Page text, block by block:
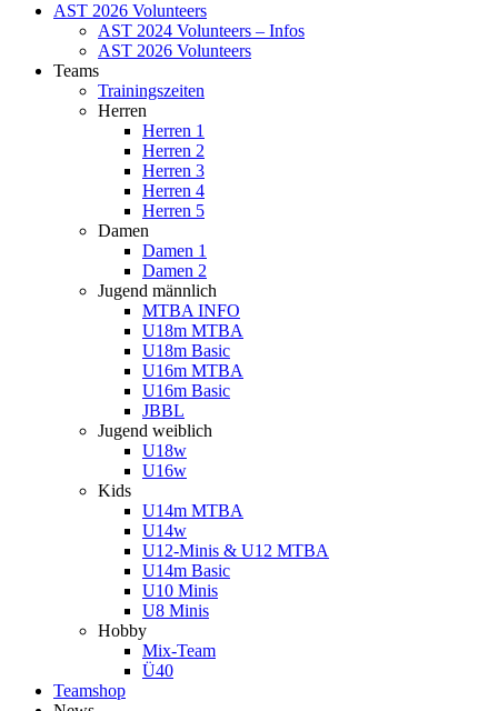
AST 2026 Volunteers
AST 2024 Volunteers – Infos
AST 2026 Volunteers
Teams
Trainingszeiten
Herren
Herren 1
Herren 2
Herren 3
Herren 4
Herren 5
Damen
Damen 1
Damen 2
Jugend männlich
MTBA INFO
U18m MTBA
U18m Basic
U16m MTBA
U16m Basic
JBBL
Jugend weiblich
U18w
U16w
Kids
U14m MTBA
U14w
U12-Minis & U12 MTBA
U14m Basic
U10 Minis
U8 Minis
Hobby
Mix-Team
Ü40
Teamshop